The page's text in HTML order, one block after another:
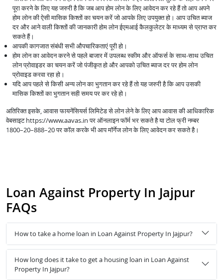
पूरा करने के लिए यह जरुरी है कि जब आप होम लोन के लिए आवेदन कर रहे हैं तो आप अपने
होम लोन की ऐसी मासिक किश्तों का चयन करें जो आपके लिए उपयुक्त हो। आप उचित ब्याज
दर और आने वाली किश्तों की जानकारी होम लोन ईएमआई कैलकुलेटर के माध्यम से प्राप्त कर
सकते हैं।
आपकी कागजात संबंधी सभी औपचारिकताएं पूरी हो।
होम लोन का आवेदन करने से पहले बाजार में उपलब्ध स्कीम और ऑफर्स के साथ-साथ उचित
लोन प्रोवाइडर का चयन करें जो पंजीकृत हो और आपको उचित ब्याज दर पर होम लोन
प्रोवाइड करवा रहा हो।
यदि आप पहले से किसी अन्य लोन का भुगतान कर रहे हैं तो यह जरुरी है कि आप उसकी
मासिक किश्तों का भुगतान सही समय पर कर रहे हो।
अतिरिक्त इसके, आवास फायनेंसियर्स लिमिटेड से लोन लेने के लिए आप आवास की आधिकारिक
वेबसाइट https://www.aavas.in पर ऑनलाइन फॉर्म भर सकते है या टोल फ्री नम्बर
1800–20–888–20 पर कॉल करके भी आप मॉर्गेज लोन के लिए आवेदन कर सकते है।
Loan Against Property In Jajpur
FAQs
How to take a home loan in Loan Against Property In Jajpur?
How long does it take to get a housing loan in Loan Against
Property In Jajpur?